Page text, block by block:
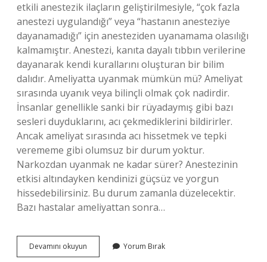
etkili anestezik ilaçların geliştirilmesiyle, “çok fazla
anestezi uygulandığı” veya “hastanın anesteziye
dayanamadığı” için anesteziden uyanamama olasılığı
kalmamıştır. Anestezi, kanıta dayalı tıbbın verilerine
dayanarak kendi kurallarını oluşturan bir bilim
dalıdır. Ameliyatta uyanmak mümkün mü? Ameliyat
sırasında uyanık veya bilinçli olmak çok nadirdir.
İnsanlar genellikle sanki bir rüyadaymış gibi bazı
sesleri duyduklarını, acı çekmediklerini bildirirler.
Ancak ameliyat sırasında acı hissetmek ve tepki
verememe gibi olumsuz bir durum yoktur.
Narkozdan uyanmak ne kadar sürer? Anestezinin
etkisi altındayken kendinizi güçsüz ve yorgun
hissedebilirsiniz. Bu durum zamanla düzelecektir.
Bazı hastalar ameliyattan sonra…
Devamını okuyun Narkozdan
Uyanmak
Yorum Bırak